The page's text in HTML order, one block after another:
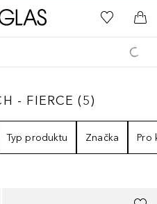
Domů K mému
Do
- FIERCE5
- FIERCE (5)
Typ produktu Značka Pro